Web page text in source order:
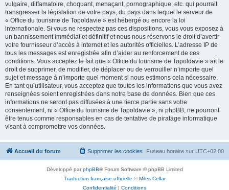
vulgaire, diffamatoire, choquant, menaçant, pornographique, etc. qui pourrait
transgresser la législation de votre pays, du pays dans lequel le serveur de
« Office du tourisme de Topoldavie » est hébergé ou encore la loi
internationale. Si vous ne respectez pas ces dispositions, vous vous exposez à
un bannissement immédiat et définitif et nous nous réservons le droit d’avertir
votre fournisseur d’accès à internet et les autorités officielles. L’adresse IP de
tous les messages est enregistrée afin d’aider au renforcement de ces
conditions. Vous acceptez le fait que « Office du tourisme de Topoldavie » ait le
droit de supprimer, de modifier, de déplacer ou de verrouiller n’importe quel
sujet et message à n’importe quel moment si nous estimons cela nécessaire.
En tant qu’utilisateur, vous acceptez que toutes les informations que vous avez
renseignées soient enregistrées dans notre base de données. Bien que ces
informations ne seront pas diffusées à une tierce partie sans votre
consentement, ni « Office du tourisme de Topoldavie », ni phpBB, ne pourront
être tenus comme responsables en cas de tentative de piratage informatique
visant à compromettre vos données.
Accueil du forum Fuseau horaire sur UTC+02:00
Supprimer les cookies
Développé parphpBB® Forum Software © phpBB Limited
Traduction française officielle ©Miles Cellar
Confidentialité | Conditions